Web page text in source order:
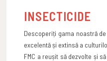
INSECTICIDE
Descoperiți gama noastră
excelentă și extinsă a
FMC a reușit să dezvolte și